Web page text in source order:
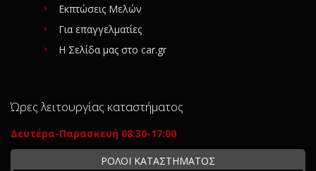
Εκπτώσεις Μελών
Για επαγγελματίες
Η Σελίδα μας στο car.gr
Ώρες λειτουργίας καταστήματος
Δευτέρα-Παρασκευή 08:30-17:00
ΡΟΛΟΪ ΚΑΤΑΣΤΗΜΑΤΟΣ